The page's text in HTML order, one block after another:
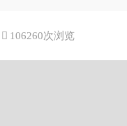
106260次浏览